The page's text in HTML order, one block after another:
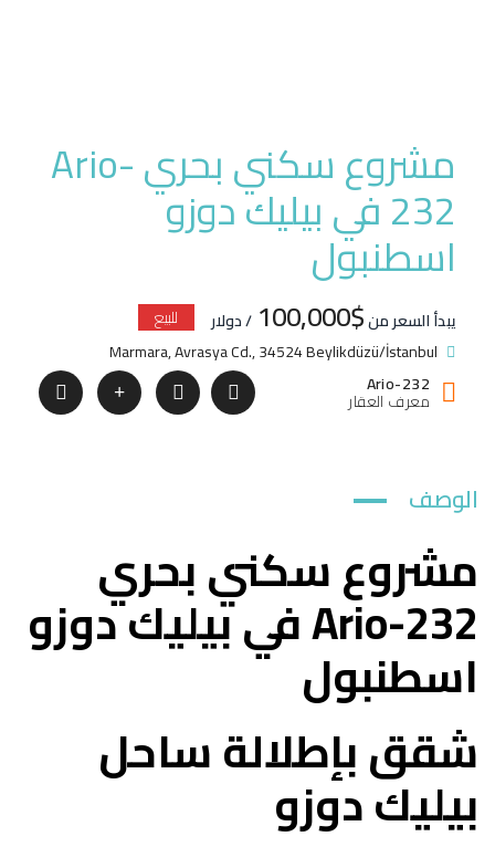
مشروع سكني بحري Ario-
232 في بيليك دوزو
اسطنبول
يبدأ السعر من$100,000 / دولار
للبيع
Marmara, Avrasya Cd., 34524 Beylikdüzü/İstanbul
Ario-232
معرف العقار
الوصف
مشروع سكني بحري
Ario-232 في بيليك دوزو
اسطنبول
شقق بإطلالة ساحل
بيليك دوزو